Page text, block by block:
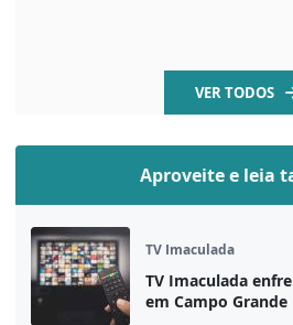
VER TODOS
Aproveite e leia
TV Imaculada
TV Imaculada
em Campo Grande